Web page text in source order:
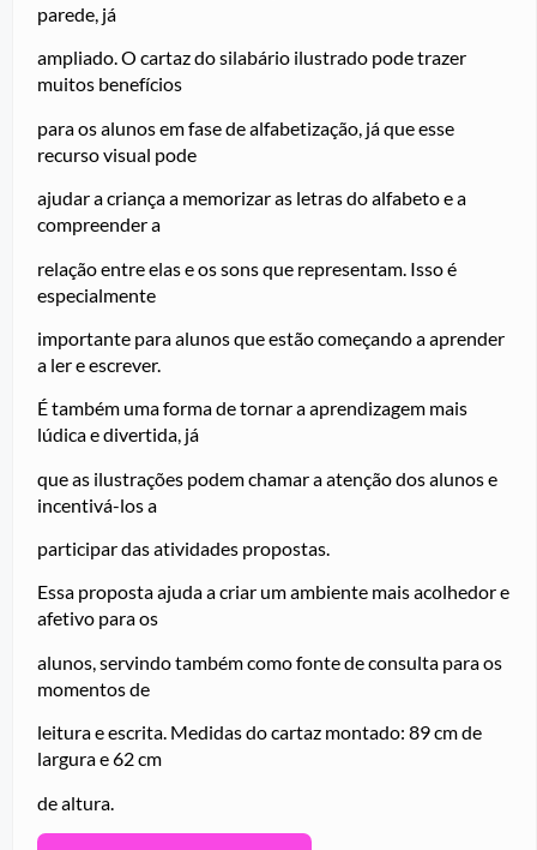
parede, já
ampliado. O cartaz do silabário ilustrado pode trazer
muitos benefícios
para os alunos em fase de alfabetização, já que esse
recurso visual pode
ajudar a criança a memorizar as letras do alfabeto e a
compreender a
relação entre elas e os sons que representam. Isso é
especialmente
importante para alunos que estão começando a aprender
a ler e escrever.
É também uma forma de tornar a aprendizagem mais
lúdica e divertida, já
que as ilustrações podem chamar a atenção dos alunos e
incentivá-los a
participar das atividades propostas.
Essa proposta ajuda a criar um ambiente mais acolhedor e
afetivo para os
alunos, servindo também como fonte de consulta para os
momentos de
leitura e escrita. Medidas do cartaz montado: 89 cm de
largura e 62 cm
de altura.